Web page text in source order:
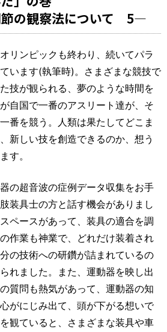
の観察法について 5―
リンピックも終わり、続いてパラ
います(執筆時)。さまざまな競技で
技が観られる、夢のような時間を
自国で一番のアスリート達が、そ
番を競う。人類は果たしてどこま
新しい技を創造できるのか、想う
す。
の超音波の症例データ収集をお手
装具士の方と話す機会がありまし
ペースがあって、装具の適合を調
作業も神業で、どれだけ装着され
の技術への研鑽が詰まれているの
れました。また、運動器を映し出
質問も熱気があって、運動器の知
がにじみ出て、頭が下がる想いで
観ていると、さまざまな装具や車